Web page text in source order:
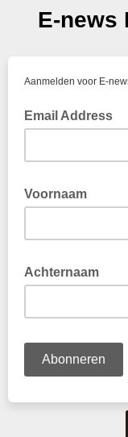
E-news
Aanmelden voor E-
Email Address
Voornaam
Achternaam